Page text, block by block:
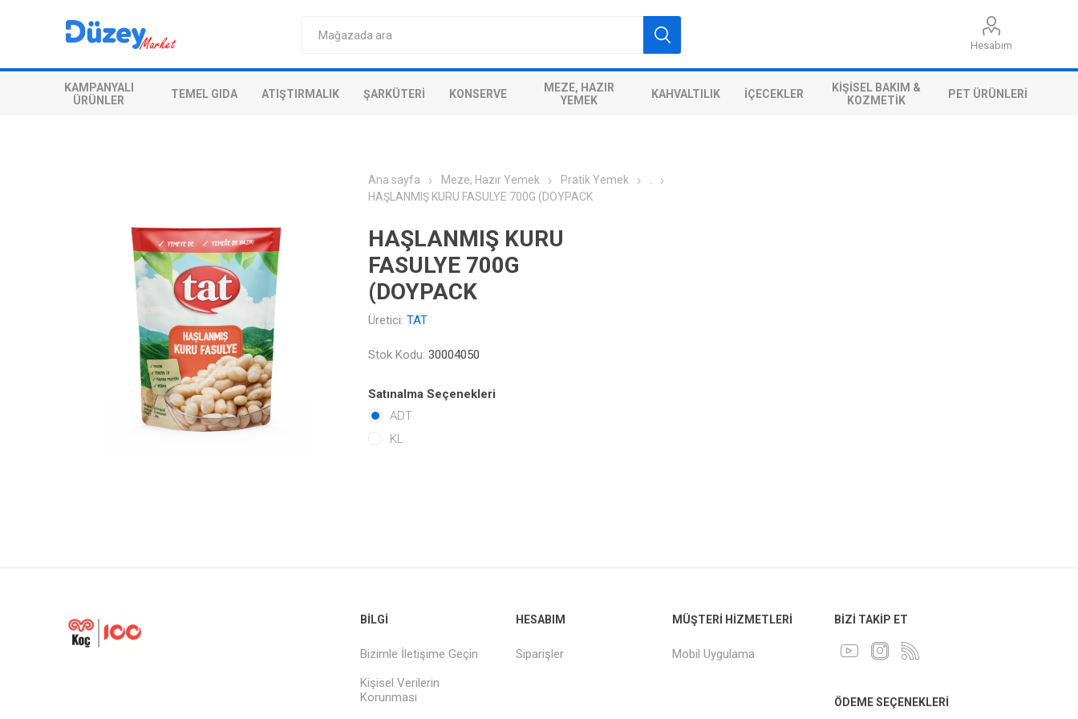
Hesabım
KAMPANYALI
ÜRÜNLER
TEMEL GIDA ATIŞTIRMALIK ŞARKÜTERI KONSERVE
MEZE, HAZIR
YEMEK
KAHVALTILIK İÇECEKLER
KIŞISEL BAKIM &
KOZMETIK
PET ÜRÜNLERI
Ana sayfa Meze, Hazır Yemek Pratik Yemek
HAŞLANMIŞ KURU FASULYE 700G (DOYPACK
HAŞLANMIŞ KURU
FASULYE 700G
(DOYPACK
Üretici: TAT
Stok Kodu: 30004050
Satınalma Seçenekleri
ADT
KL
BILGI
Bizimle İletişime Geçin
Kişisel Verilerin
Korunması
HESABIM
Siparişler
MÜŞTERI HIZMETLERI
Mobil Uygulama
BIZI TAKIP ET
ÖDEME SEÇENEKLERI